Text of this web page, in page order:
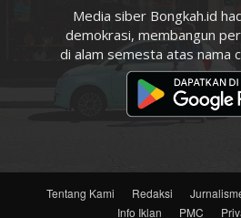
Media siber Bongkah.id
demokrasi, membangun
di alam semesta atas nama
Tentang Kami Redaksi
Info Iklan
PMC